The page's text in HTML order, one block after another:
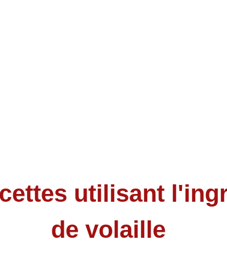
utilisant
de volaille